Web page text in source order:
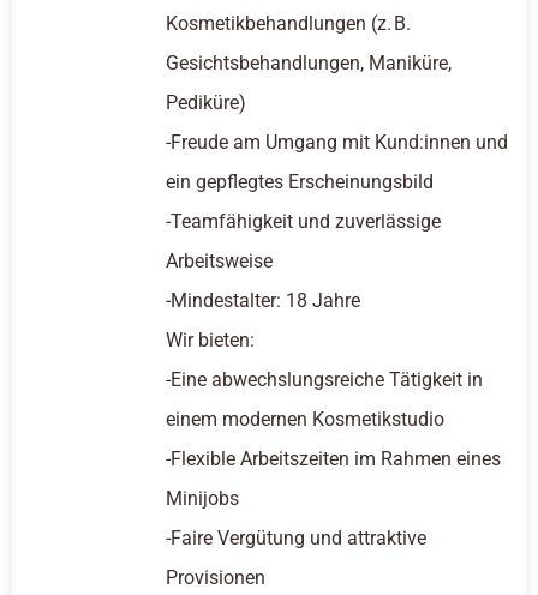
Kosmetikbehandlungen (z. B.
Gesichtsbehandlungen, Maniküre,
Pediküre)
-Freude am Umgang mit Kund:innen und
ein gepflegtes Erscheinungsbild
-Teamfähigkeit und zuverlässige
Arbeitsweise
-Mindestalter: 18 Jahre
Wir bieten:
-Eine abwechslungsreiche Tätigkeit in
einem modernen Kosmetikstudio
-Flexible Arbeitszeiten im Rahmen eines
Minijobs
-Faire Vergütung und attraktive
Provisionen